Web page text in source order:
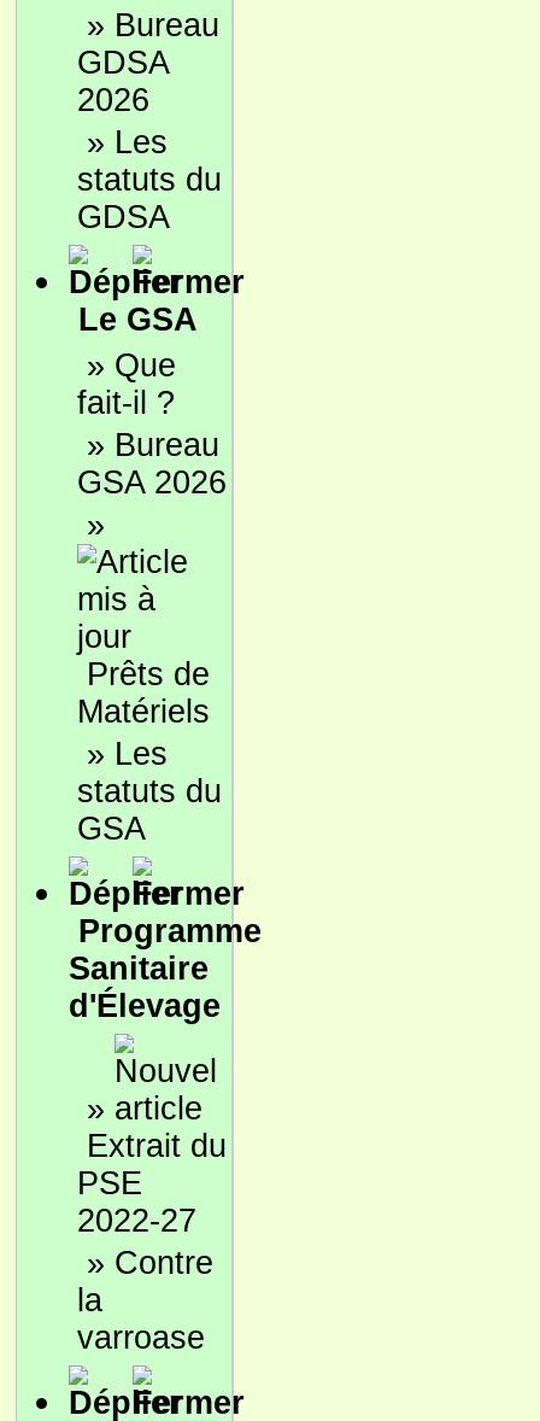
» Bureau
GDSA
2026
» Les
statuts du
GDSA
Le GSA
» Que
fait-il ?
» Bureau
GSA 2026
»
Prêts de
Matériels
» Les
statuts du
GSA
Programme
Sanitaire
d'Élevage
»
Extrait du
PSE
2022-27
» Contre
la
varroase